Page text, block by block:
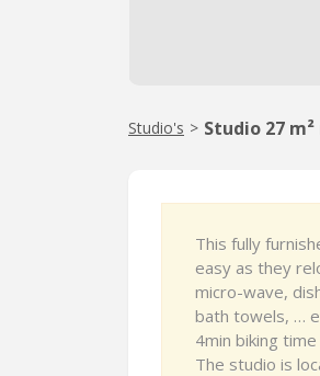
Studio's > Studio 27
This fully
easy as they
micro-wave,
bath towels, …
4min biking
The studio is